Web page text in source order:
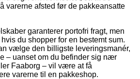
varerne afsted før de pakkeansatte
garanterer portofri fragt, men
du shopper for en bestemt sum.
vælge den billigste leveringsmanér,
– uanset om du befinder sig nær
Faaborg – vil være at få
varerne til en pakkeshop.